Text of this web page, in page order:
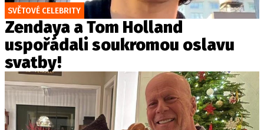
SVĚTOVÉ CELEBRITY
Zendaya a Tom Holland
uspořádali soukromou oslavu
svatby!